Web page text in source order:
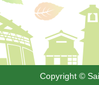
Copyright ©